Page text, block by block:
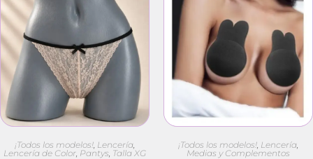
¡Todos los modelos! Lencería
Lencería de Color Pantys Talla XG
¡Todos los modelos! Lencería
Medias y Complementos